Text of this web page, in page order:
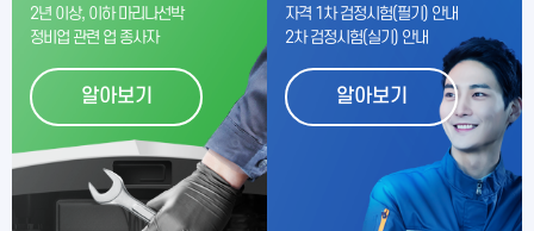
2년 이상, 이하 마리나선박
정비업 관련 업 종사자
알아보기
자격 1차 검정시험(필기) 안내
2차 검정시험(실기) 안내
알아보기